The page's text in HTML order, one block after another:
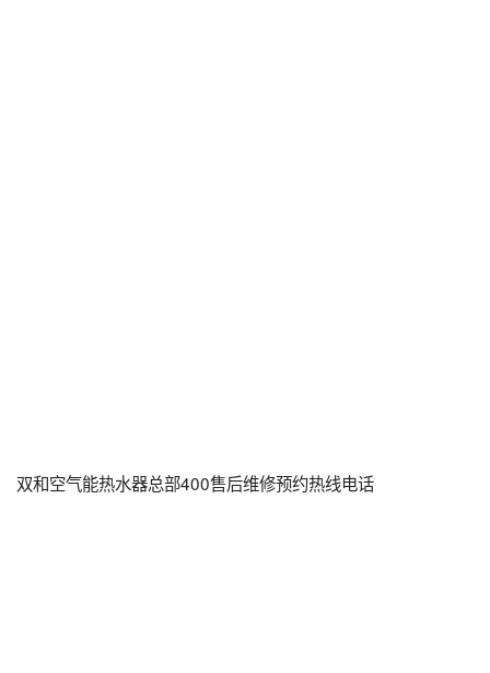
双和空气能热水器总部400售后维修预约热线电话